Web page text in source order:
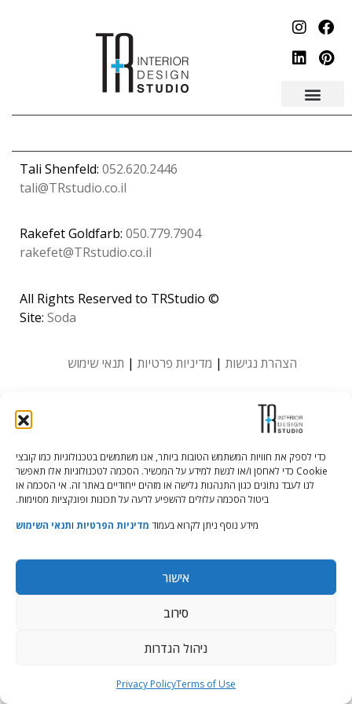
כדי לספק את חוויות המשתמש הטובות ביותר, אנו משתמשים בטכנולוגיות כמו קובצי
Cookie כדי לאחסן ו/או לגשת למידע על המכשיר. הסכמה לטכנולוגיות אלו תאפשר
לנו לעבד נתונים כגון התנהגות גלישה או מזהים ייחודיים באתר זה. אי הסכמה או
ביטול הסכמה עלולים להשפיע לרעה על תכונות ופונקציות מסוימות.
מידע נוסף ניתן לקרוא בעמוד מדיניות הפרטיות ותנאי השימוש
אישור
סירוב
ניהול הגדרות
Terms of Use
Privacy Policy
Tali Shenfeld: 052.620.2446
tali@TRstudio.co.il
Rakefet Goldfarb: 050.779.7904
rakefet@TRstudio.co.il
© All Rights Reserved to TRStudio
Site: Soda
הצהרת נגישות | מדיניות פרטיות | תנאי שימוש